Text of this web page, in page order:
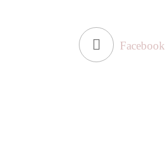
Facebook